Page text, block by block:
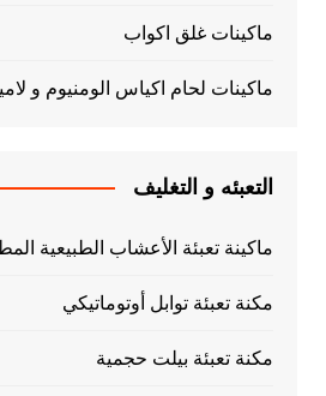
ماكينات غلق اكواب
ماكينات لحام اكياس الومنيوم و
التعبئه و التغليف
ماكينة تعبئة الأعشاب الطبيعية
مكنة تعبئة توابل أوتوماتيكي
مكنة تعبئة بيلت حجمية